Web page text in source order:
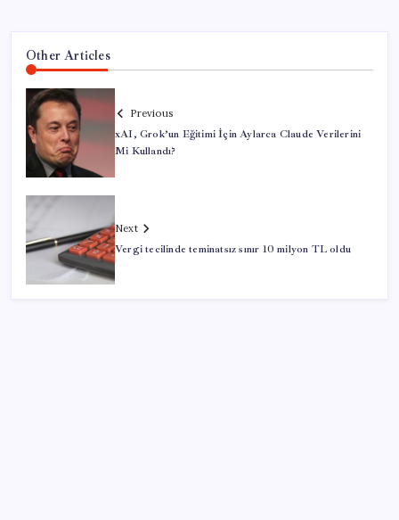
Other Articles
Previous
xAI, Grok’un Eğitimi İçin Aylarca Claude Verilerini
Mi Kullandı?
Next
Vergi tecilinde teminatsız sınır 10 milyon TL oldu